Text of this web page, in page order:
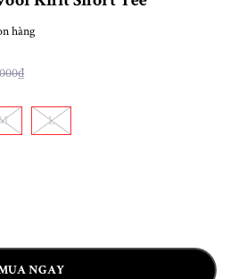
hàng
L
NGAY